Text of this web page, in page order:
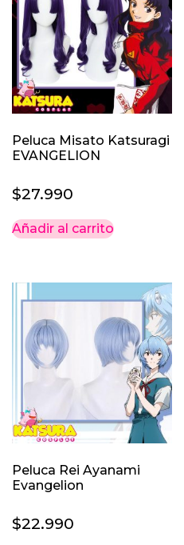
Peluca Misato Katsuragi
EVANGELION
$27.990
Añadir al carrito
Peluca Rei Ayanami
Evangelion
$22.990